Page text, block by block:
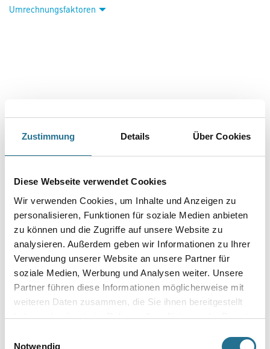
Zustimmung Details Über Cookies
Diese Webseite verwendet Cookies
Wir verwenden Cookies, um Inhalte und Anzeigen zu
personalisieren, Funktionen für soziale Medien anbieten
zu können und die Zugriffe auf unsere Website zu
analysieren. Außerdem geben wir Informationen zu Ihrer
Verwendung unserer Website an unsere Partner für
soziale Medien, Werbung und Analysen weiter. Unsere
Partner führen diese Informationen möglicherweise mit
weiteren Daten zusammen, die Sie ihnen bereitgestellt
haben oder die sie im Rahmen Ihrer Nutzung der Dienste
Notwendig
Umrechnungsfaktoren
Capatect 153/14
Dübelscheibe 140 mm
Karton = 100 St
1001-004987
sehen
Capatect 153/VT90
Dübelscheibe 90 mm
Karton = 100 Stück
1001-004988